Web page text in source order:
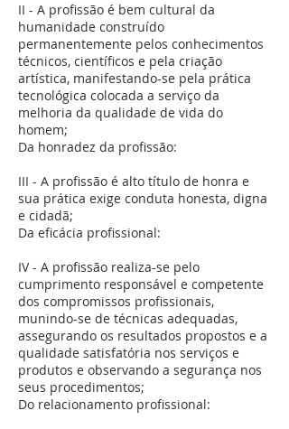
II - A profissão é bem cultural da
humanidade construído
permanentemente pelos conhecimentos
técnicos, científicos e pela criação
artística, manifestando-se pela prática
tecnológica colocada a serviço da
melhoria da qualidade de vida do
homem;
Da honradez da profissão:
III - A profissão é alto título de honra e
sua prática exige conduta honesta, digna
e cidadã;
Da eficácia profissional:
IV - A profissão realiza-se pelo
cumprimento responsável e competente
dos compromissos profissionais,
munindo-se de técnicas adequadas,
assegurando os resultados propostos e a
qualidade satisfatória nos serviços e
produtos e observando a segurança nos
seus procedimentos;
Do relacionamento profissional: